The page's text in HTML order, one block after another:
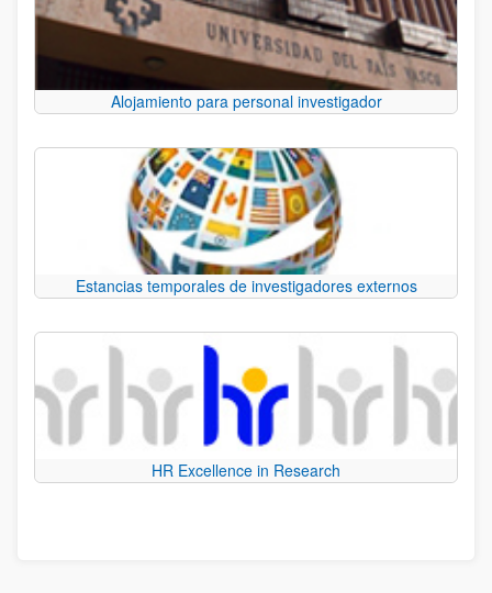
Alojamiento para personal investigador
Estancias temporales de investigadores externos
HR Excellence in Research